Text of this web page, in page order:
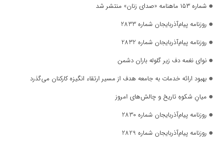
شماره ۱۵۳ ماهنامه «صدای زنان» منتشر شد
روزنامه پیام‌آذربایجان شماره 2833
روزنامه پیام‌آذربایجان شماره 2832
نوای نغمه دف زیر گلوله باران دشمن
بهبود ارائه خدمات به جامعه هدف از مسیر ارتقاء انگیزه کارکنان می‌گذرد
میانِ شکوهِ تاریخ و چالش‌های امروز
روزنامه پیام‌آذربایجان شماره 2830
روزنامه پیام‌آذربایجان شماره 2829